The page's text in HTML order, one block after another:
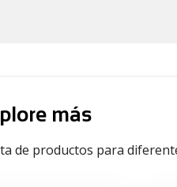
más
de productos para